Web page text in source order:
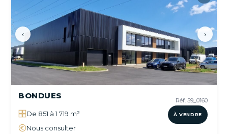
‹ ›
Réf. 59_0160
À VENDRE
BONDUES
De 851 à 1 719 m²
Nous consulter